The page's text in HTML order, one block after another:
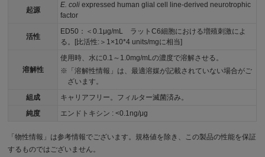
起源
E. coli expressed human glial cell line-derived neurotrophic
factor
活性
ED50：＜0.1μg/mL ラットC6細胞における増殖刺激によ
る。[比活性:＞1×10*4 units/mgに相当]
溶解性
使用時、水に0.1～1.0mg/mLの濃度で溶解させる。
「溶解性情報」は、最適溶媒が記載されていない場合がご
ざいます。
組成
キャリアフリー。フィルター滅菌済み。
純度
エンドトキシン : <0.1ng/μg
「物性情報」は参考情報でございます。規格値を除き、この製品の性能を保証
するものではございません。